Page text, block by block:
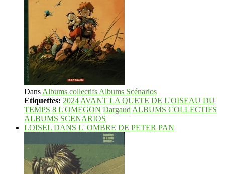
Dans Albums collectifs Albums Scénarios
Etiquettes: 2024 AVANT LA QUETE DE L'OISEAU DU
TEMPS 8 L'OMEGON Dargaud ALBUMS COLLECTIFS
ALBUMS SCENARIOS
LOISEL DANS L' OMBRE DE PETER PAN